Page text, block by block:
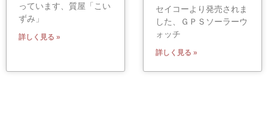
っています、質屋「こい
ずみ」
詳しく見る »
セイコーより発売されま
した、ＧＰＳソーラーウ
ォッチ
詳しく見る »